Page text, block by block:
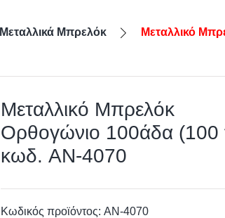
Μεταλλικά Μπρελόκ Μεταλλικό
Μεταλλικό Μπρελόκ
Ορθογώνιο 100άδα (100
κωδ. AN-4070
Κωδικός προϊόντος: AN-4070